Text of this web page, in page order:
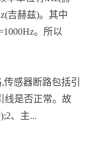
吉赫兹)。其中
。所以
感器断路包括引
线是否正常。故
、主...